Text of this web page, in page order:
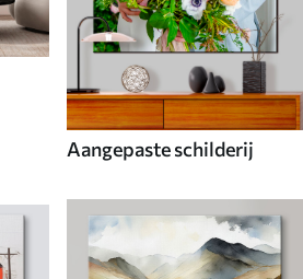
Aangepaste schilderij